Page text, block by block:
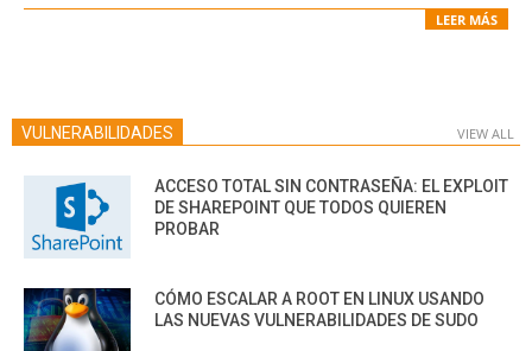
LEER MÁS
VULNERABILIDADES VIEW ALL
ACCESO TOTAL SIN CONTRASEÑA: EL EXPLOIT
DE SHAREPOINT QUE TODOS QUIEREN
PROBAR
CÓMO ESCALAR A ROOT EN LINUX USANDO
LAS NUEVAS VULNERABILIDADES DE SUDO